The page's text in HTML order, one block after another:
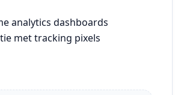
analytics dashboards
met tracking pixels